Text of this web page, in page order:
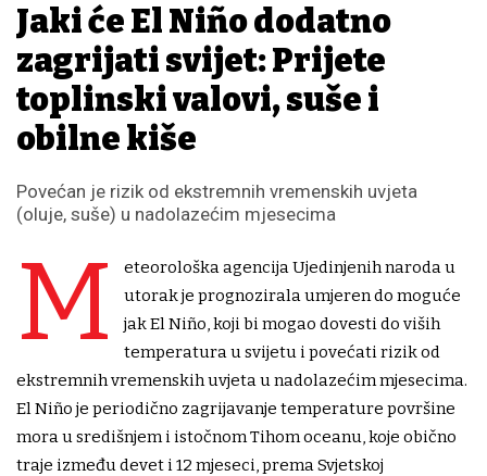
Jaki će El Niño dodatno
zagrijati svijet: Prijete
toplinski valovi, suše i
obilne kiše
Povećan je rizik od ekstremnih vremenskih uvjeta
(oluje, suše) u nadolazećim mjesecima
M
eteorološka agencija Ujedinjenih naroda u
utorak je prognozirala umjeren do moguće
jak El Niño, koji bi mogao dovesti do viših
temperatura u svijetu i povećati rizik od
ekstremnih vremenskih uvjeta u nadolazećim mjesecima.
El Niño je periodično zagrijavanje temperature površine
mora u središnjem i istočnom Tihom oceanu, koje obično
traje između devet i 12 mjeseci, prema Svjetskoj